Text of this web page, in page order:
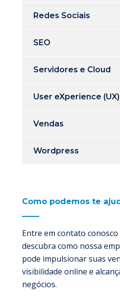
Redes Sociais
SEO
Servidores e Cloud
User eXperience (UX)
Vendas
Wordpress
Como podemos te
Entre em contato
descubra como nossa
pode impulsionar suas
visibilidade online e
negócios.